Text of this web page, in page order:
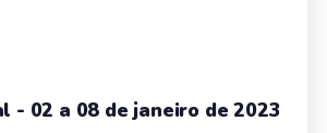
- 02 a 08 de janeiro de 2023